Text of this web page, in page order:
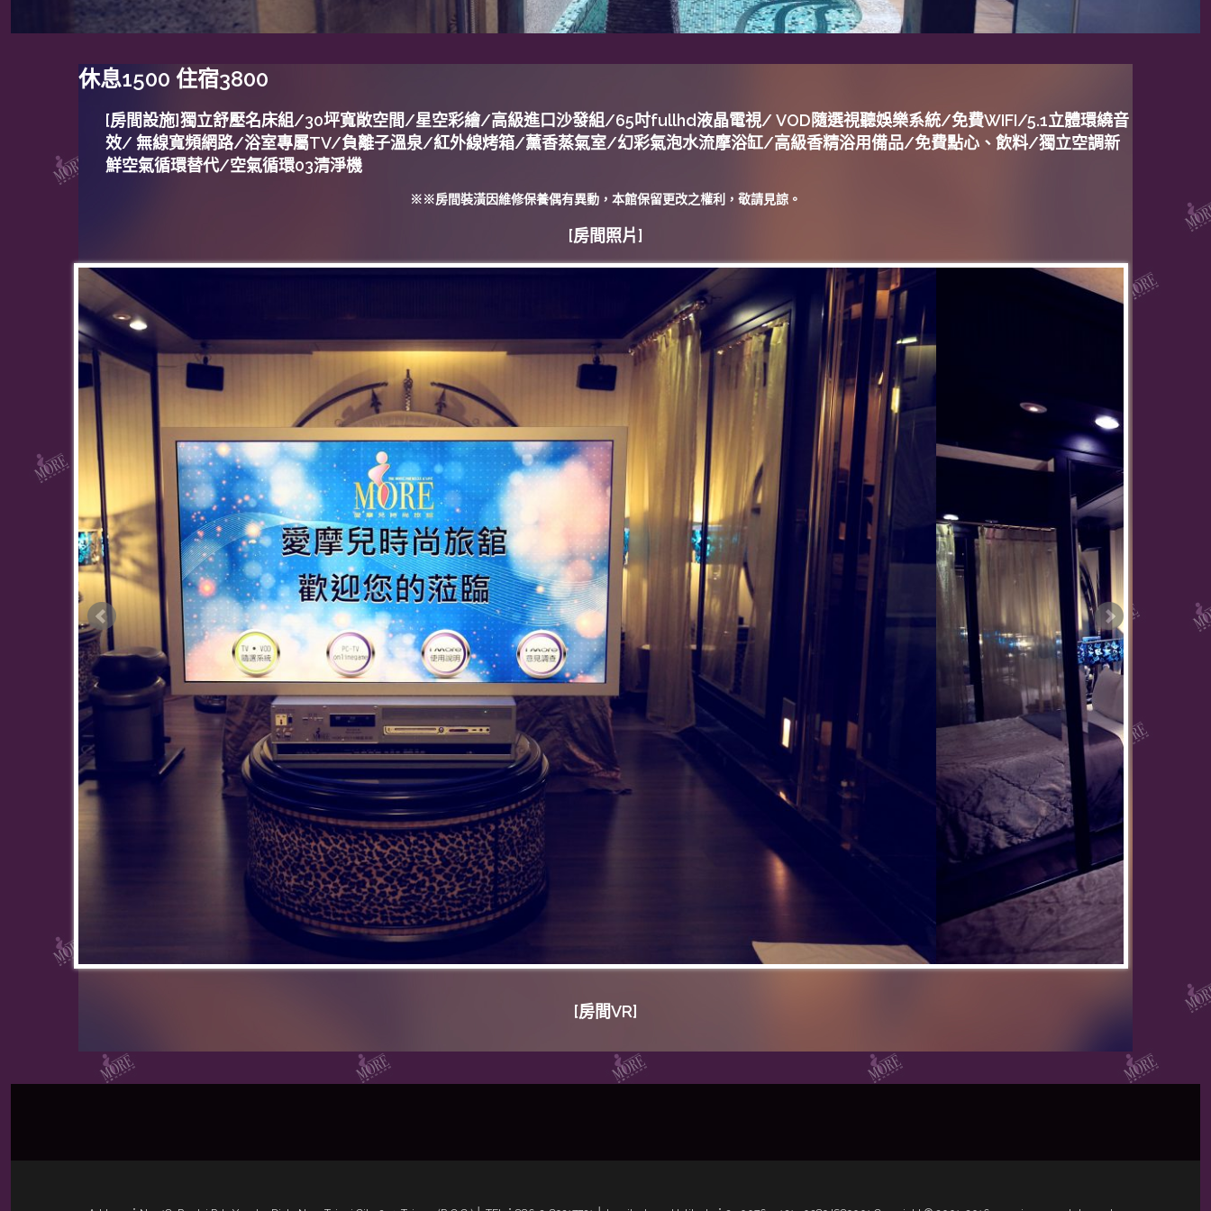
休息1500 住宿3800
[房間設施]獨立舒壓名床組/30坪寬敞空間/星空彩繪/高級進口沙發組/65吋fullhd液晶電視/ VOD隨選視聽娛樂系統/免費WIFI/5.1立體環繞音
效/ 無線寬頻網路/浴室專屬TV/負離子溫泉/紅外線烤箱/薰香蒸氣室/幻彩氣泡水流摩浴缸/高級香精浴用備品/免費點心、飲料/獨立空調新
鮮空氣循環替代/空氣循環03清淨機
※※房間裝潢因維修保養偶有異動，本館保留更改之權利，敬請見諒。
[房間照片]
[房間VR]